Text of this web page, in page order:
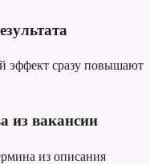
эффект сразу повышают
из вакансии
из описания